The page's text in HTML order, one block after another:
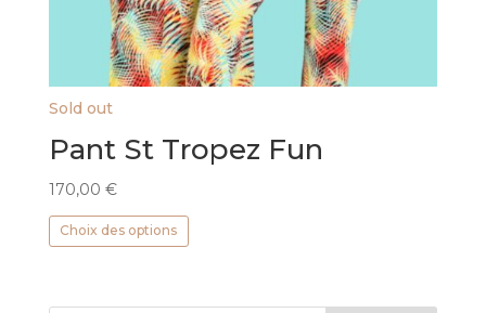
Sold out
Pant St Tropez Fun
170,00 €
Choix des options
Ce